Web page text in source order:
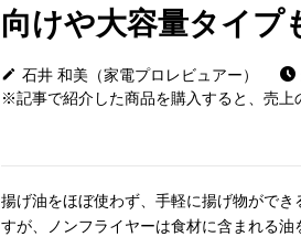
向けや大容量タイプ
石井 和美（家電プロレビュアー）
※記事で紹介した商品を購入すると、売上
揚げ油をほぼ使わず、手軽に揚げ物ができ
すが、ノンフライヤーは食材に含まれる油